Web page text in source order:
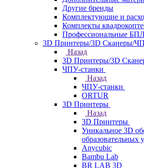
Другие бренды
Комплектующие и
Комплекты
Профессиональные
3D Принтеры/3D Сканеры/
Назад
3D Принтеры/3D
ЧПУ-станки
Назад
ЧПУ-станки
ORTUR
3D Принтеры
Назад
3D Принтеры
Уникальное 3D
образовательных
Anycubic
Bambu Lab
BR LAB 3D